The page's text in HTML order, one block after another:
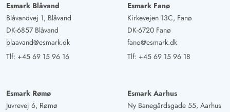
Esmark Blåvand
Blåvandvej 1, Blåvand
DK-6857 Blåvand
blaavand@esmark.dk
Tlf: +45 69 15 96 16
Esmark Fanø
Kirkevejen 13C, Fanø
DK-6720 Fanø
fano@esmark.dk
Tlf: +45 69 15 96 18
Esmark Rømø
Juvrevej 6, Rømø
Esmark Aarhus
Ny Banegårdsgade 55, Aarhus